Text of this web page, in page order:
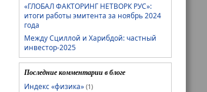
Россельхозбанк Синара,
«ГЛОБАЛ ФАКТОРИНГ НЕТВОРК РУС»:
итоги работы эмитента за ноябрь 2024
года
Между Сциллой и Харибдой: частный
инвестор-2025
Последние комментарии в блоге
Индекс «физика» (1)